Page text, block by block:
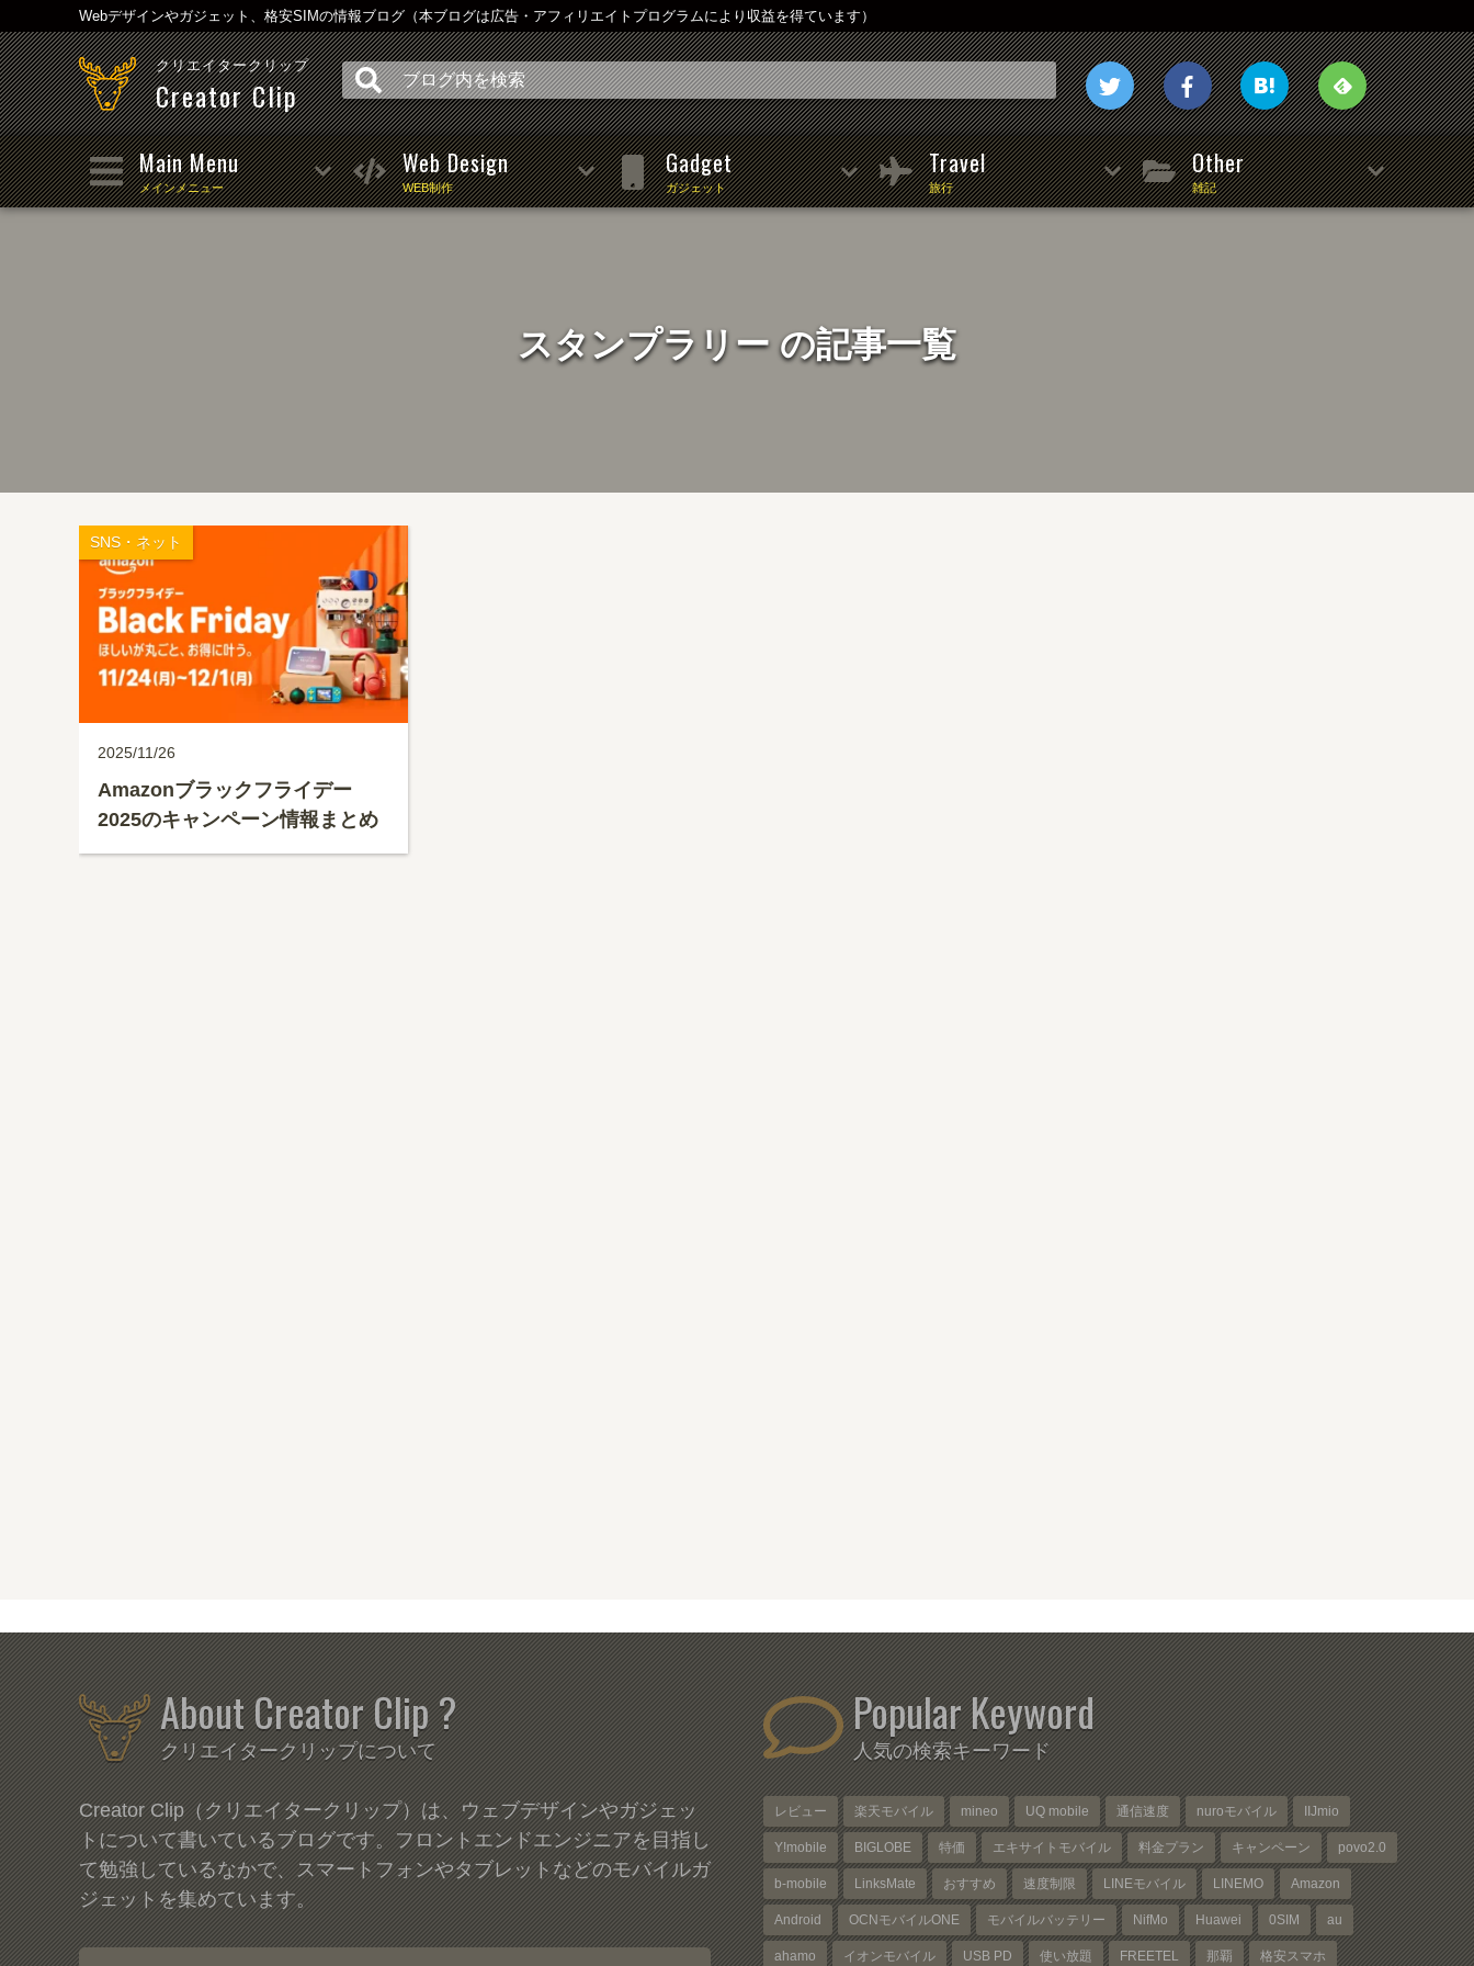
Webデザインやガジェット、格安SIMの情報ブログ（本ブログは広告・アフィリエイトプログラムにより収益を得ています）
クリエイタークリップ
Creator Clip
Main Menu
メインメニュー
Web Design
WEB制作
Gadget
ガジェット
Travel
旅行
Other
雑記
スタンプラリー の記事一覧
SNS・ネット
2025/11/26
Amazonブラックフライデー
2025のキャンペーン情報まとめ
About Creator Clip ?
クリエイタークリップについて
Creator Clip（クリエイタークリップ）は、ウェブデザインやガジェッ
トについて書いているブログです。フロントエンドエンジニアを目指し
て勉強しているなかで、スマートフォンやタブレットなどのモバイルガ
ジェットを集めています。
Popular Keyword
人気の検索キーワード
レビュー 楽天モバイル mineo UQ mobile 通信速度 nuroモバイル IIJmio
Y!mobile BIGLOBE 特価 エキサイトモバイル 料金プラン キャンペーン povo2.0
b-mobile LinksMate おすすめ 速度制限 LINEモバイル LINEMO Amazon
Android OCNモバイルONE モバイルバッテリー NifMo Huawei 0SIM au
ahamo イオンモバイル USB PD 使い放題 FREETEL 那覇 格安スマホ